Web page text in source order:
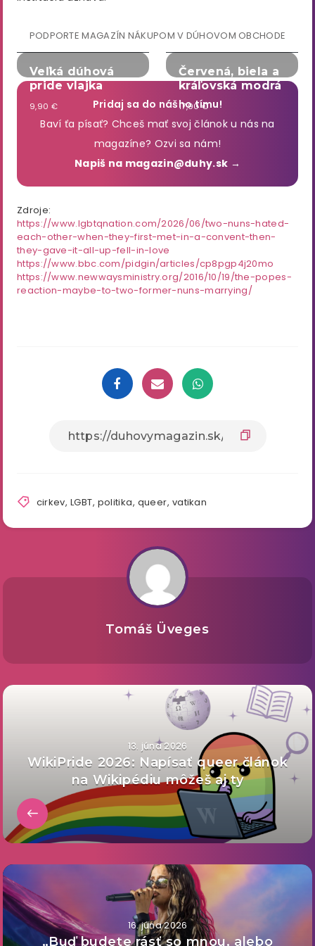
PODPORTE MAGAZÍN NÁKUPOM V DÚHOVOM OBCHODE
Veľká dúhová
pride vlajka
9,90 €
Červená, biela a
kráľovská modrá
17,90 €
Pridaj sa do nášho tímu!
Baví ťa písať? Chceš mať svoj článok u nás na
magazíne? Ozvi sa nám!
Napiš na magazin@duhy.sk →
Zdroje:
https://www.lgbtqnation.com/2026/06/two-nuns-hated-
each-other-when-they-first-met-in-a-convent-then-
they-gave-it-all-up-fell-in-love
https://www.bbc.com/pidgin/articles/cp8pgp4j20mo
https://www.newwaysministry.org/2016/10/19/the-popes-
reaction-maybe-to-two-former-nuns-marrying/
cirkev,LGBT, politika, queer, vatikan
Tomáš Üveges
13. júna 2026
WikiPride 2026: Napísať queer článok
na Wikipédiu môžeš aj ty
16. júna 2026
„Buď budete rásť so mnou, alebo